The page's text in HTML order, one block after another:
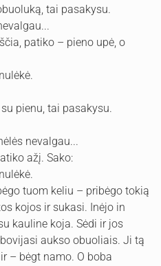
tai pasakysu.
patiko – pieno upė, o
pienu, tai pasakysu.
nevalgau...
ažį. Sako:
tuom keliu – pribėgo tokią
kojos ir sukasi. Inėjo in
kauline koja. Sėdi ir jos
aukso obuoliais. Ji tą
– bėgt namo. O boba